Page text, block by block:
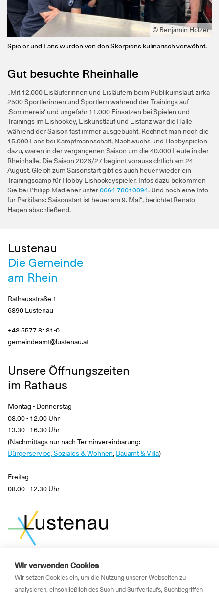
Wir verwenden Cookies
Wir setzen Cookies ein, um die Nutzung unserer Webseiten zu
analysieren, einschließlich des Such und Surfverlaufs, Suchbegriffen
© Benjamin Holzer
Spieler und Fans wurden von den Skorpions kulinarisch verwöhnt.
Gut besuchte Rheinhalle
„Mit 12.000 Eisläuferinnen und Eisläufern beim Publikumslauf, zirka
2500 Sportlerinnen und Sportlern während der Trainings auf
‚Sommereis‘ und ungefähr 11.000 Einsätzen bei Spielen und
Trainings im Eishockey, Eiskunstlauf und Eistanz war die Halle
während der Saison fast immer ausgebucht. Rechnet man noch die
15.000 Fans bei Kampfmannschaft, Nachwuchs und Hobbyspielen
dazu, waren in der vergangenen Saison um die 40.000 Leute in der
Rheinhalle. Die Saison 2026/27 beginnt voraussichtlich am 24
August. Gleich zum Saisonstart gibt es auch heuer wieder ein
Trainingscamp für Hobby Eishockeyspieler. Infos dazu bekommen
Sie bei Philipp Madlener unter0664 78010094. Und noch eine Info
für Parkifans: Saisonstart ist heuer am 9. Mai“, berichtet Renato
Hagen abschließend.
Lustenau
Die Gemeinde
am Rhein
Rathausstraße 1
6890 Lustenau
+43 5577 8181-0
gemeindeamt@lustenau.at
Unsere Öffnungszeiten
im Rathaus
Montag - Donnerstag
08.00 - 12.00 Uhr
13.30 - 16.30 Uhr
(Nachmittags nur nach Terminvereinbarung:
Bürgerservice, Soziales & Wohnen, Bauamt & Villa)
Freitag
08.00 - 12.30 Uhr
News
Newsletter